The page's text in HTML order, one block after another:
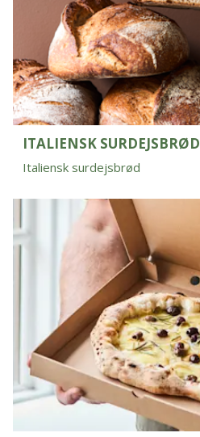
ITALIENSK SURDEJSBRØD
Italiensk surdejsbrød